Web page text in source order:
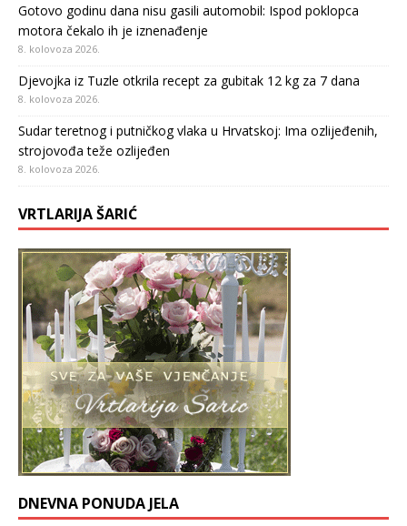
Gotovo godinu dana nisu gasili automobil: Ispod poklopca
motora čekalo ih je iznenađenje
8. kolovoza 2026.
Djevojka iz Tuzle otkrila recept za gubitak 12 kg za 7 dana
8. kolovoza 2026.
Sudar teretnog i putničkog vlaka u Hrvatskoj: Ima ozlijeđenih,
strojovođa teže ozlijeđen
8. kolovoza 2026.
VRTLARIJA ŠARIĆ
DNEVNA PONUDA JELA